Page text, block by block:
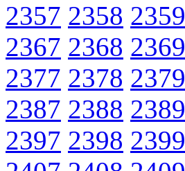
2357 2358 2359
2367 2368 2369
2377 2378 2379
2387 2388 2389
2397 2398 2399